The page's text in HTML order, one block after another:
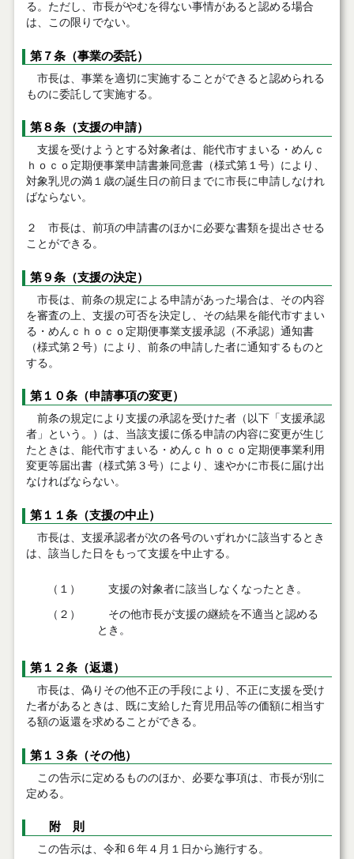
る。ただし、市長がやむを得ない事情があると認める場合
は、この限りでない。
第７条（事業の委託）
市長は、事業を適切に実施することができると認められる
ものに委託して実施する。
第８条（支援の申請）
支援を受けようとする対象者は、能代市すまいる・めんｃ
ｈｏｃｏ定期便事業申請書兼同意書（様式第１号）により、
対象乳児の満１歳の誕生日の前日までに市長に申請しなけれ
ばならない。
２ 市長は、前項の申請書のほかに必要な書類を提出させる
ことができる。
第９条（支援の決定）
市長は、前条の規定による申請があった場合は、その内容
を審査の上、支援の可否を決定し、その結果を能代市すまい
る・めんｃｈｏｃｏ定期便事業支援承認（不承認）通知書
（様式第２号）により、前条の申請した者に通知するものと
する。
第１０条（申請事項の変更）
前条の規定により支援の承認を受けた者（以下「支援承認
者」という。）は、当該支援に係る申請の内容に変更が生じ
たときは、能代市すまいる・めんｃｈｏｃｏ定期便事業利用
変更等届出書（様式第３号）により、速やかに市長に届け出
なければならない。
第１１条（支援の中止）
市長は、支援承認者が次の各号のいずれかに該当するとき
は、該当した日をもって支援を中止する。
（１） 支援の対象者に該当しなくなったとき。
（２）
その他市長が支援の継続を不適当と認める
とき。
第１２条（返還）
市長は、偽りその他不正の手段により、不正に支援を受け
た者があるときは、既に支給した育児用品等の価額に相当す
る額の返還を求めることができる。
第１３条（その他）
この告示に定めるもののほか、必要な事項は、市長が別に
定める。
附 則
この告示は、令和６年４月１日から施行する。